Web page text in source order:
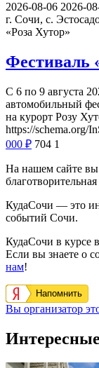
2026-08-06 2026-
г. Сочи, с.
«Роза Хутор»
Фестиваль
С 6 по 9 августа
автомобильный
на курорт Розу
https://schema.org/
000 ₽ 704 1
На нашем сайте
КудаСочи — это
событий Сочи.
КудаСочи в курсе
Если вы знаете о
нам!
Напомнить
Вы организатор
Интересные